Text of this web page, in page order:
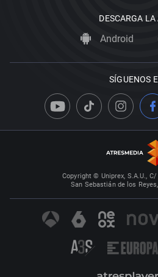
DESCARGA LA
Android
SÍGUENOS
Copyright © Uniprex, S.A.U.,
San Sebastián de los